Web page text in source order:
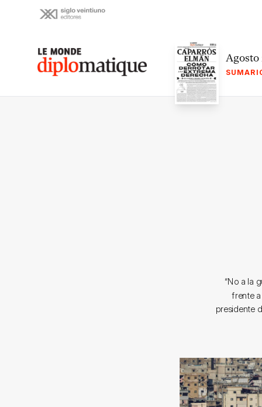
Le monde diplomatique
Agosto
“No a la
frente
presidente